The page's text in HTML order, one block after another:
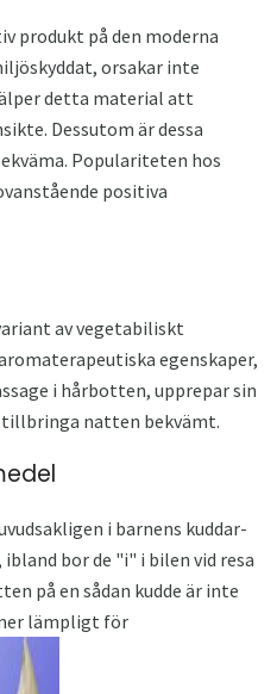
produkt på den moderna
orsakar inte
detta material att
Dessutom är dessa
Populariteten hos
positiva
av vegetabiliskt
egenskaper,
i hårbotten, upprepar sin
natten bekvämt.
i barnens kuddar-
ibland bor de "i" i bilen vid resa
på en sådan kudde är inte
lämpligt för